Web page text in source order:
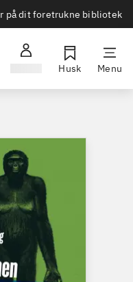
på dit foretrukne bibliotek
Husk Menu